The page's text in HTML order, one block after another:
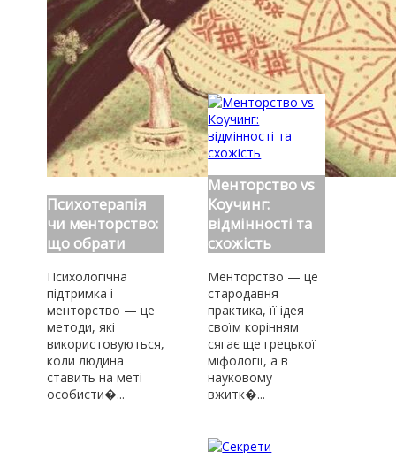
Психотерапія
чи менторство:
що обрати
Психологічна
підтримка і
менторство — це
методи, які
використовуються,
коли людина
ставить на меті
особисти�...
Менторство vs
Коучинг:
відмінності та
схожість
Менторство — це
стародавня
практика, її ідея
своїм корінням
сягає ще грецької
міфології, а в
науковому
вжитк�...